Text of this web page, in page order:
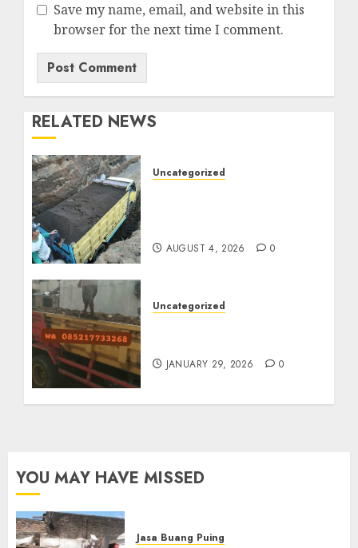
Save my name, email, and website in this
browser for the next time I comment.
RELATED NEWS
Uncategorized
AUGUST 4, 2026 0
Uncategorized
JANUARY 29, 2026 0
YOU MAY HAVE MISSED
Jasa Buang Puing